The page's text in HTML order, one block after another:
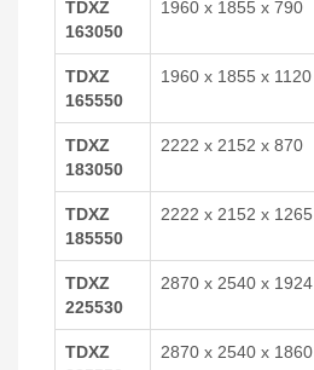
TDXZ
163050
1960 x 1855 x 790
TDXZ
165550
1960 x 1855 x 1120
TDXZ
183050
2222 x 2152 x 870
TDXZ
185550
2222 x 2152 x 1265
TDXZ
225530
2870 x 2540 x 1924
TDXZ
2870 x 2540 x 1860